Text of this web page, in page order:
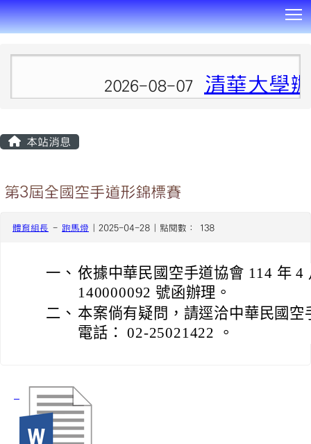
2026-08-07 清華大學
本站消息
第3屆全國空手道形錦標賽
體育組長 - 跑馬燈 | 2025-04-28 | 點閱數： 138
一、 依據中華民國空手道協會 114 年 4
140000092 號函辦理。
二、 本案倘有疑問，請逕洽中華民國
電話： 02-25021422 。